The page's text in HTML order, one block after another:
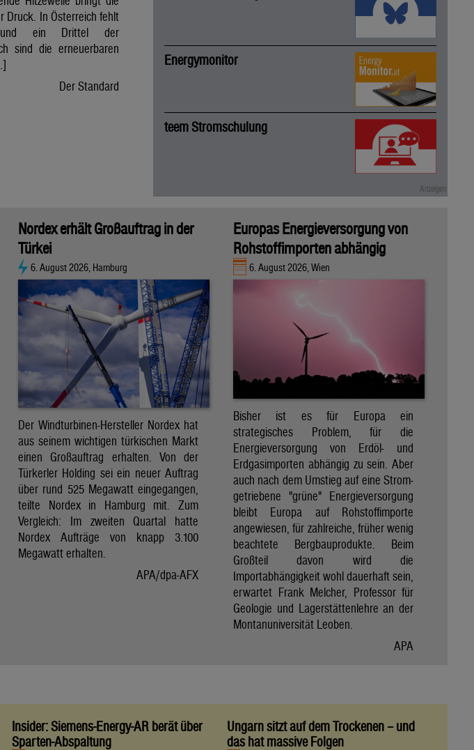
Druck. In Österreich fehlt
ein Drittel der
sind die erneuerbaren
Der Standard
Energymonitor
teem Stromschulung
Nordex erhält Großauftrag in der
Türkei
6. August 2026, Hamburg
Der Windturbinen-Hersteller Nordex hat
aus seinem wichtigen türkischen Markt
einen Großauftrag erhalten. Von der
Türkerler Holding sei ein neuer Auftrag
über rund 525 Megawatt eingegangen,
teilte Nordex in Hamburg mit. Zum
Vergleich: Im zweiten Quartal hatte
Nordex Aufträge von knapp 3.100
Megawatt erhalten.
APA/dpa-AFX
Europas Energieversorgung von
Rohstoffimporten abhängig
6. August 2026, Wien
Bisher ist es für Europa ein
strategisches Problem, für die
Energieversorgung von Erdöl- und
Erdgasimporten abhängig zu sein. Aber
auch nach dem Umstieg auf eine Strom-
getriebene "grüne" Energieversorgung
bleibt Europa auf Rohstoffimporte
angewiesen, für zahlreiche, früher wenig
beachtete Bergbauprodukte. Beim
Großteil davon wird die
Importabhängigkeit wohl dauerhaft sein,
erwartet Frank Melcher, Professor für
Geologie und Lagerstättenlehre an der
Montanuniversität Leoben.
APA
Insider: Siemens-Energy-AR berät über
Sparten-Abspaltung
Ungarn sitzt auf dem Trockenen – und
das hat massive Folgen